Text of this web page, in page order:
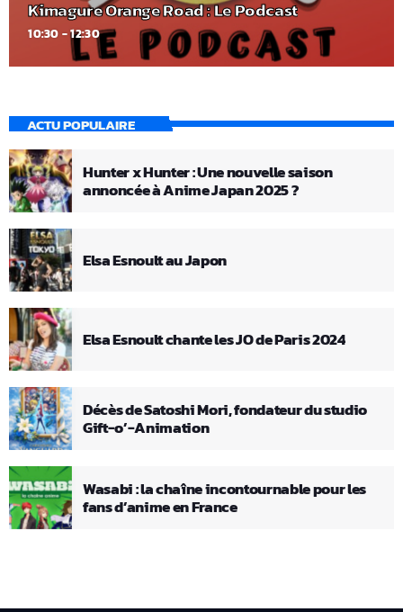
Kimagure Orange Road : Le Podcast
10:30 - 12:30
ACTU POPULAIRE
Hunter x Hunter : Une nouvelle saison
annoncée à Anime Japan 2025 ?
Elsa Esnoult au Japon
Elsa Esnoult chante les JO de Paris 2024
Décès de Satoshi Mori, fondateur du studio
Gift-o’-Animation
Wasabi : la chaîne incontournable pour les
fans d’anime en France